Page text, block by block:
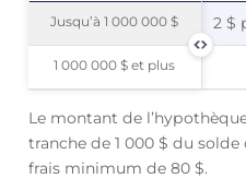
Jusqu’à 1 000 000 $ 2 $
1 000 000 $ et plus
Jusqu’à 1 000 000 $
1 000 000 $ et plus
Le montant de
tranche de 1 000 $ du solde
frais minimum de 80 $.